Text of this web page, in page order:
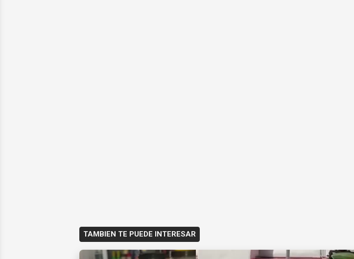
TAMBIEN TE PUEDE INTERESAR